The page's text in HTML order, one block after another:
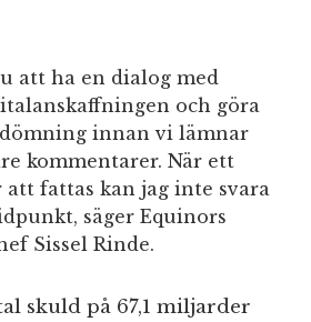
att ha en dialog med
och göra
innan vi lämnar
kommentarer. När ett
att fattas kan jag inte svara
säger Equinors
Sissel Rinde.
skuld på 67,1 miljarder